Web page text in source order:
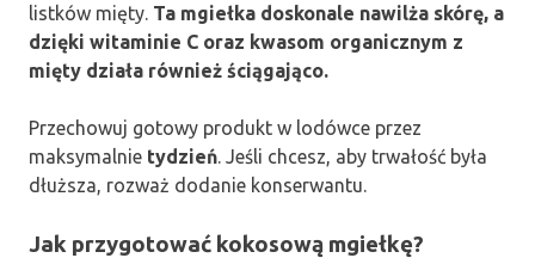
listków mięty. Ta mgiełka doskonale nawilża skórę, a
dzięki witaminie C oraz kwasom organicznym z
mięty działa również ściągająco.
Przechowuj gotowy produkt w lodówce przez
maksymalnie tydzień. Jeśli chcesz, aby trwałość była
dłuższa, rozważ dodanie konserwantu.
Jak przygotować kokosową mgiełkę?